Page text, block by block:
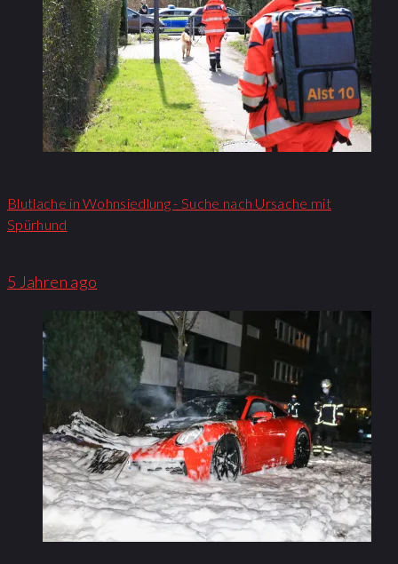
Blutlache in Wohnsiedlung - Suche nach Ursache mit
Spürhund
5 Jahren ago